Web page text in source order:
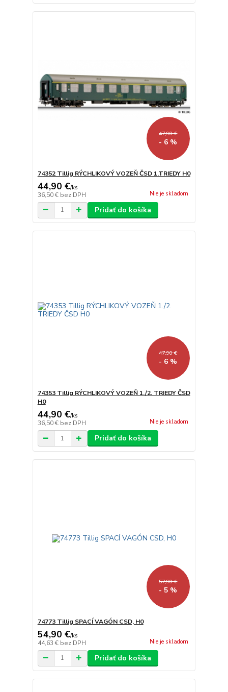
47,90 €
- 6 %
74352 Tillig RÝCHLIKOVÝ VOZEŇ ČSD 1.TRIEDY H0
44,90 €/ks
36,50 € bez DPH Nie je skladom
Pridať do košíka
47,90 €
- 6 %
74353 Tillig RÝCHLIKOVÝ VOZEŇ 1./2. TRIEDY ČSD
H0
44,90 €/ks
36,50 € bez DPH Nie je skladom
Pridať do košíka
57,90 €
- 5 %
74773 Tillig SPACÍ VAGÓN CSD, H0
54,90 €/ks
44,63 € bez DPH Nie je skladom
Pridať do košíka